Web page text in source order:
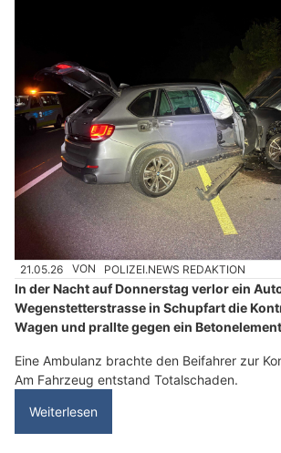
21.05.26 VON POLIZEI.NEWS REDAKTION
In der Nacht auf Donnerstag verlor ein
Wegenstetterstrasse in Schupfart die
Wagen und prallte gegen ein
Eine Ambulanz brachte den Beifahrer zur
Am Fahrzeug entstand Totalschaden.
Weiterlesen